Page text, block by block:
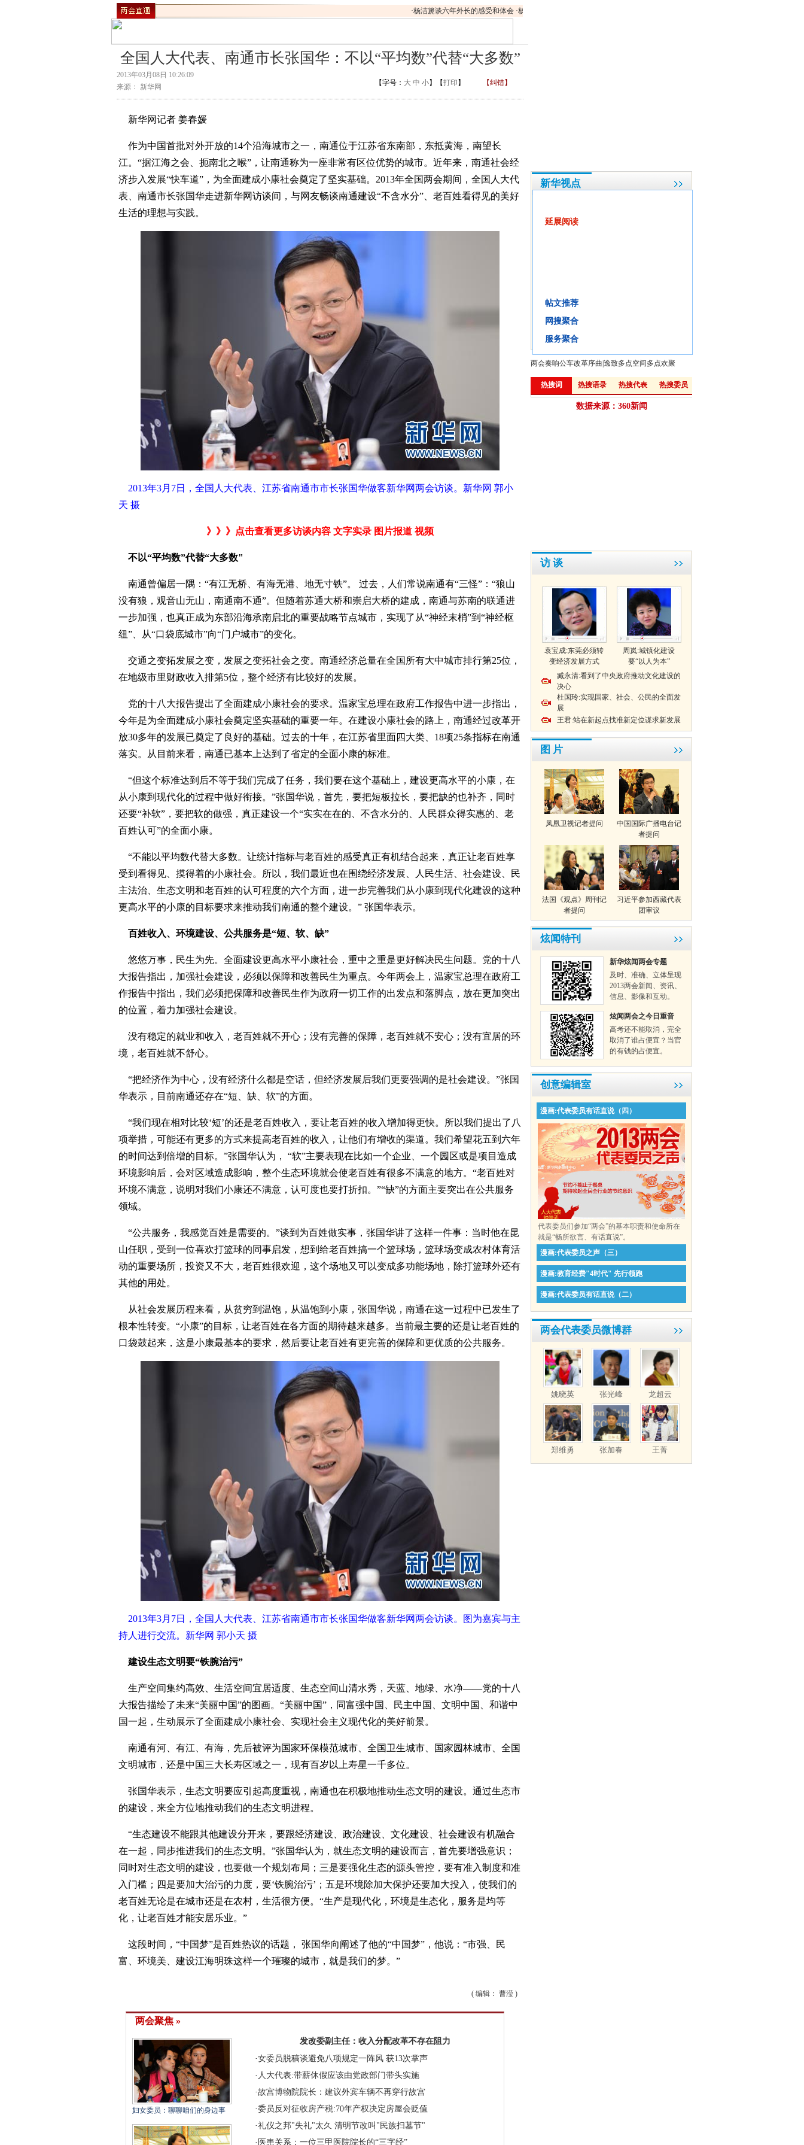
延展阅读
帖文推荐
网搜聚合
服务聚合
杨洁篪谈六年外长的感受和体会·杨洁篪：确保公民高兴出去平安回家
全国人大代表、南通市长张国华：不以“平均数”代替“大多数”
2013年03月08日 10:26:09
来源： 新华网
【字号： 大 中 小】【打印 】 【纠错】
新华网记者 姜春媛
作为中国首批对外开放的14个沿海城市之一，南通位于江苏省东南部，东抵黄海，南望长
江。“据江海之会、扼南北之喉”，让南通称为一座非常有区位优势的城市。近年来，南通社会经
济步入发展“快车道”，为全面建成小康社会奠定了坚实基础。2013年全国两会期间，全国人大代
表、南通市长张国华走进新华网访谈间，与网友畅谈南通建设“不含水分”、老百姓看得见的美好
生活的理想与实践。
2013年3月7日，全国人大代表、江苏省南通市市长张国华做客新华网两会访谈。新华网 郭小
天 摄
》》》点击查看更多访谈内容 文字实录 图片报道 视频
不以“平均数”代替“大多数"
南通曾偏居一隅：“有江无桥、有海无港、地无寸铁”。 过去，人们常说南通有“三怪”：“狼山
没有狼，观音山无山，南通南不通”。但随着苏通大桥和崇启大桥的建成，南通与苏南的联通进
一步加强，也真正成为东部沿海承南启北的重要战略节点城市，实现了从“神经末梢”到“神经枢
纽”、从“口袋底城市”向“门户城市”的变化。
交通之变拓发展之变，发展之变拓社会之变。南通经济总量在全国所有大中城市排行第25位，
在地级市里财政收入排第5位，整个经济有比较好的发展。
党的十八大报告提出了全面建成小康社会的要求。温家宝总理在政府工作报告中进一步指出，
今年是为全面建成小康社会奠定坚实基础的重要一年。在建设小康社会的路上，南通经过改革开
放30多年的发展已奠定了良好的基础。过去的十年，在江苏省里面四大类、18项25条指标在南通
落实。从目前来看，南通已基本上达到了省定的全面小康的标准。
“但这个标准达到后不等于我们完成了任务，我们要在这个基础上，建设更高水平的小康，在
从小康到现代化的过程中做好衔接。”张国华说，首先，要把短板拉长，要把缺的也补齐，同时
还要“补软”，要把软的做强，真正建设一个“实实在在的、不含水分的、人民群众得实惠的、老
百姓认可”的全面小康。
“不能以平均数代替大多数。让统计指标与老百姓的感受真正有机结合起来，真正让老百姓享
受到看得见、摸得着的小康社会。所以，我们最近也在围绕经济发展、人民生活、社会建设、民
主法治、生态文明和老百姓的认可程度的六个方面，进一步完善我们从小康到现代化建设的这种
更高水平的小康的目标要求来推动我们南通的整个建设。” 张国华表示。
百姓收入、环境建设、公共服务是“短、软、缺”
悠悠万事，民生为先。全面建设更高水平小康社会，重中之重是更好解决民生问题。党的十八
大报告指出，加强社会建设，必须以保障和改善民生为重点。今年两会上，温家宝总理在政府工
作报告中指出，我们必须把保障和改善民生作为政府一切工作的出发点和落脚点，放在更加突出
的位置，着力加强社会建设。
没有稳定的就业和收入，老百姓就不开心；没有完善的保障，老百姓就不安心；没有宜居的环
境，老百姓就不舒心。
“把经济作为中心，没有经济什么都是空话，但经济发展后我们更要强调的是社会建设。”张国
华表示，目前南通还存在“短、缺、软”的方面。
“我们现在相对比较‘短’的还是老百姓收入，要让老百姓的收入增加得更快。所以我们提出了八
项举措，可能还有更多的方式来提高老百姓的收入，让他们有增收的渠道。我们希望花五到六年
的时间达到倍增的目标。”张国华认为， “软”主要表现在比如一个企业、一个园区或是项目造成
环境影响后，会对区域造成影响，整个生态环境就会使老百姓有很多不满意的地方。“老百姓对
环境不满意，说明对我们小康还不满意，认可度也要打折扣。”“缺”的方面主要突出在公共服务
领域。
“公共服务，我感觉百姓是需要的。”谈到为百姓做实事，张国华讲了这样一件事：当时他在昆
山任职，受到一位喜欢打篮球的同事启发，想到给老百姓搞一个篮球场，篮球场变成农村体育活
动的重要场所，投资又不大，老百姓很欢迎，这个场地又可以变成多功能场地，除打篮球外还有
其他的用处。
从社会发展历程来看，从贫穷到温饱，从温饱到小康，张国华说，南通在这一过程中已发生了
根本性转变。“小康”的目标，让老百姓在各方面的期待越来越多。当前最主要的还是让老百姓的
口袋鼓起来，这是小康最基本的要求，然后要让老百姓有更完善的保障和更优质的公共服务。
2013年3月7日，全国人大代表、江苏省南通市市长张国华做客新华网两会访谈。图为嘉宾与主
持人进行交流。新华网 郭小天 摄
建设生态文明要“铁腕治污”
生产空间集约高效、生活空间宜居适度、生态空间山清水秀，天蓝、地绿、水净——党的十八
大报告描绘了未来“美丽中国”的图画。“美丽中国”，同富强中国、民主中国、文明中国、和谐中
国一起，生动展示了全面建成小康社会、实现社会主义现代化的美好前景。
南通有河、有江、有海，先后被评为国家环保模范城市、全国卫生城市、国家园林城市、全国
文明城市，还是中国三大长寿区域之一，现有百岁以上寿星一千多位。
张国华表示，生态文明要应引起高度重视，南通也在积极地推动生态文明的建设。通过生态市
的建设，来全方位地推动我们的生态文明进程。
“生态建设不能跟其他建设分开来，要跟经济建设、政治建设、文化建设、社会建设有机融合
在一起，同步推进我们的生态文明。”张国华认为，就生态文明的建设而言，首先要增强意识；
同时对生态文明的建设，也要做一个规划布局；三是要强化生态的源头管控，要有准入制度和准
入门槛；四是要加大治污的力度，要‘铁腕治污’；五是环境除加大保护还要加大投入，使我们的
老百姓无论是在城市还是在农村，生活很方便。“生产是现代化，环境是生态化，服务是均等
化，让老百姓才能安居乐业。”
这段时间，“中国梦”是百姓热议的话题， 张国华向阐述了他的“中国梦”，他说：“市强、民
富、环境美、建设江海明珠这样一个璀璨的城市，就是我们的梦。”
( 编辑： 曹滢 )
两会聚焦 »
妇女委员：聊聊咱们的身边事
发改委副主任：收入分配改革不存在阻力
·女委员脱稿谈避免八项规定一阵风 获13次掌声
· 人大代表:带薪休假应该由党政部门带头实施
·故宫博物院院长：建议外宾车辆不再穿行故宫
·委员反对征收房产税:70年产权决定房屋会贬值
·礼仪之邦"失礼"太久 清明节改叫"民族扫墓节"
· 医患关系：一位三甲医院院长的“三字经”
新华视点
代表委员“会诊”医患矛盾
医患矛盾源于不信任 解决矛盾先化“疑”
新华网评：如何避免医患间矛盾悲剧？
两会奏响公车改革序曲 逸致多点空间多点欢聚
访 谈
袁宝成:东莞必须转
变经济发展方式
周岚:城镇化建设
要“以人为本”
臧永清:看到了中央政府推动文化建设的
决心
杜国玲:实现国家、社会、公民的全面发
展
王君:站在新起点找准新定位谋求新发展
图 片
凤凰卫视记者提问
中国国际广播电台记
者提问
法国《观点》周刊记
者提问
习近平参加西藏代表
团审议
炫闻特刊
新华炫闻两会专题
及时、准确、立体呈现
2013两会新闻、资讯、
信息、影像和互动。
炫闻两会之今日重音
高考还不能取消，完全
取消了谁占便宜？当官
的有钱的占便宜。
创意编辑室
漫画:代表委员有话直说（四）
代表委员们参加“两会”的基本职责和使命所在
就是“畅所欲言、有话直说”。
漫画:代表委员之声（三）
漫画:教育经费"4时代" 先行领跑
漫画:代表委员有话直说（二）
两会代表委员微博群
姚晓英 张光峰 龙超云
郑维勇 张加春 王菁